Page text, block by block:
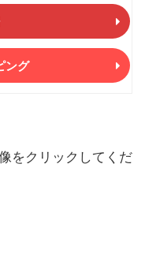
ング
をクリックしてくだ